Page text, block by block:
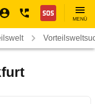
Nothilfe
MENÜ